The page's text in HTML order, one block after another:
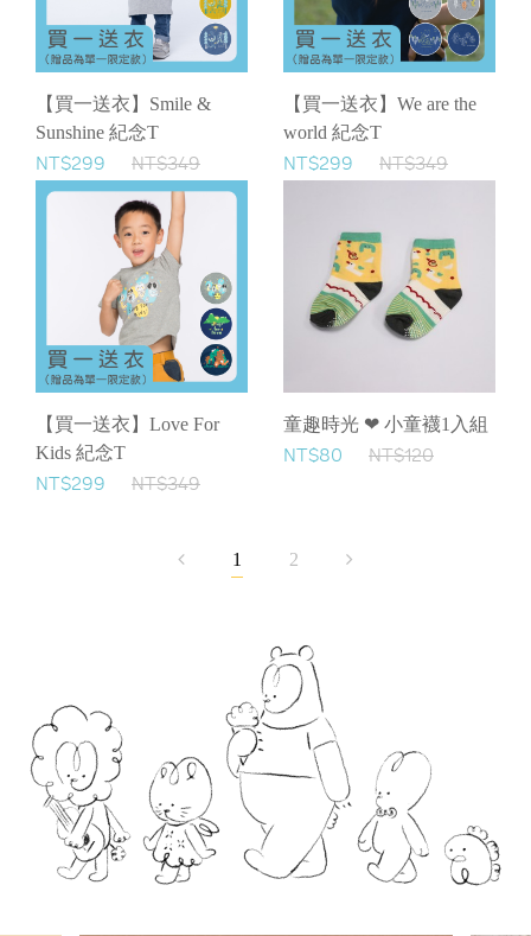
【買一送衣】Smile &
Sunshine 紀念T
NT$299 NT$349
【買一送衣】We are the
world 紀念T
NT$299 NT$349
【買一送衣】Love For
Kids 紀念T
NT$299 NT$349
童趣時光 ❤ 小童襪1入組
NT$80 NT$120
1 2